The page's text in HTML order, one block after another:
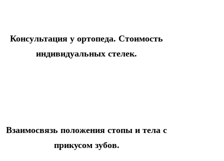
Консультация у ортопеда. Стоимость
индивидуальных стелек.
Взаимосвязь положения стопы и тела с
прикусом зубов.